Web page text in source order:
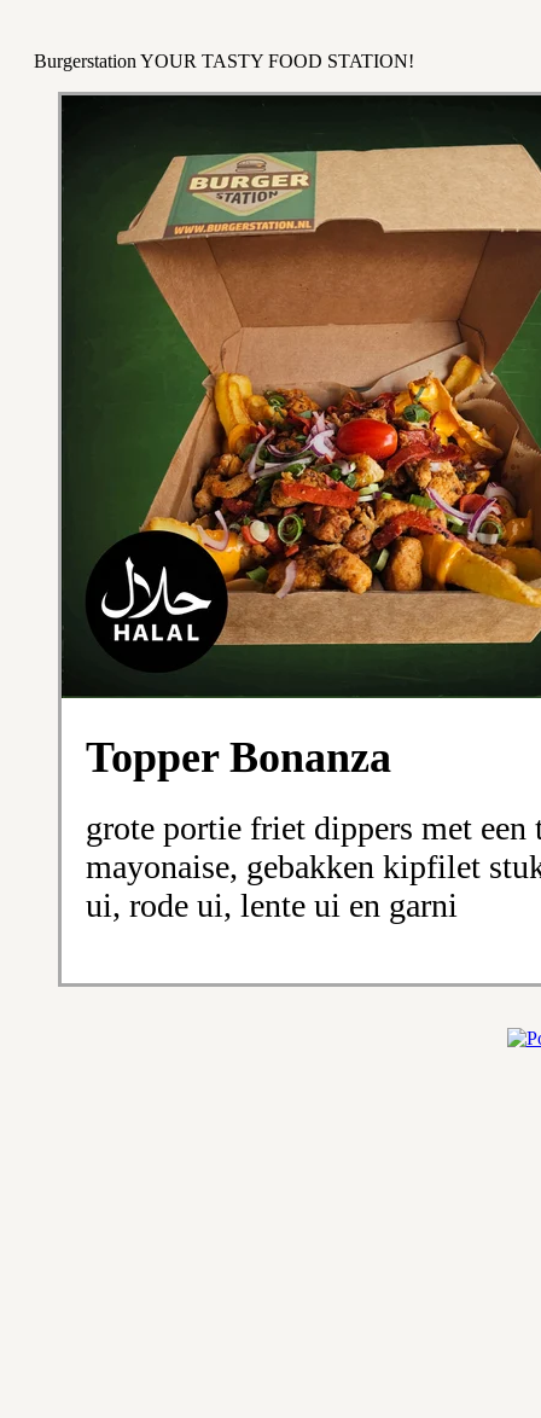
Burgerstation YOUR TASTY FOOD STATION!
Topper Bonanza
grote portie friet dippers met een
mayonaise, gebakken kipfilet
ui, rode ui, lente ui en garni